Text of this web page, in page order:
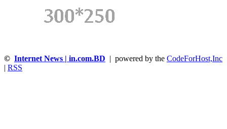
© Internet News | in.com.BD | powered by the CodeForHost,Inc
RSS